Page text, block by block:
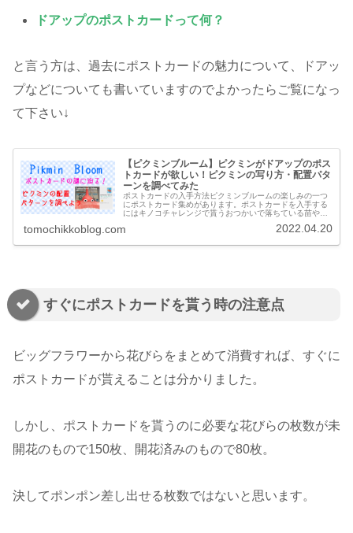
ドアップのポストカードって何？
と言う方は、過去にポストカードの魅力について、ドアッ
プなどについても書いていますのでよかったらご覧になっ
て下さい↓
【ピクミンブルーム】ピクミンがドアップのポス
トカードが欲しい！ピクミンの写り方・配置パタ
ーンを調べてみた
ポストカードの入手方法ピクミンブルームの楽しみの一つ
にポストカード集めがあります。ポストカードを入手する
にはキノコチャレンジで貰うおつかいで落ちている苗やフ
グフラワー近くで探知機を使って見...
tomochikkoblog.com 2022.04.20
すぐにポストカードを貰う時の注意点
ビッグフラワーから花びらをまとめて消費すれば、すぐに
ポストカードが貰えることは分かりました。
しかし、ポストカードを貰うのに必要な花びらの枚数が未
開花のもので150枚、開花済みのもので80枚。
決してポンポン差し出せる枚数ではないと思います。